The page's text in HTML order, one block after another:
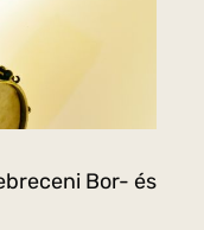
Bor- és